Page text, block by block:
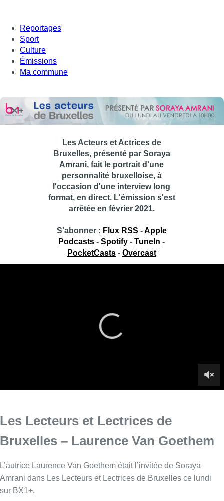
Reportages
Sport
Culture
Émissions
Ma commune
Les Acteurs et Actrices de
Bruxelles, présenté par Soraya
Amrani, fait le portrait d'une
personnalité bruxelloise, à
l'occasion d'une interview long
format, en direct. L'émission s'est
arrêtée en février 2021.
S'abonner : Flux RSS -Apple
Podcasts -Spotify -TuneIn -
PocketCasts- Overcast
Bruxelles – Laurence Van Goethem
L’autrice Laurence Van Goethem était l’invitée de Soraya
Infos sur le replay